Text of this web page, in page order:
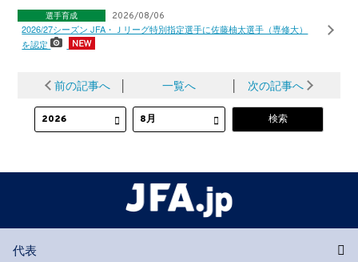
選手育成 2026/08/06
2026/27シーズン JFA・Ｊリーグ特別指定選手に佐藤柚太選手（専修大）
を認定
前の記事へ │ 一覧へ │ 次の記事へ
代表